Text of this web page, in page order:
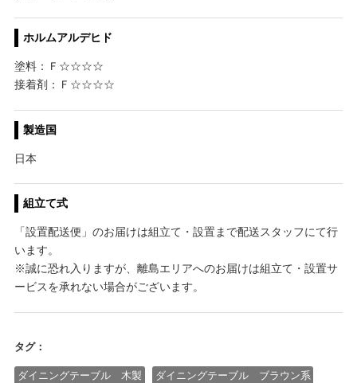
ホルムアルデヒド
塗料：Ｆ☆☆☆☆
接着剤：Ｆ☆☆☆☆
製造国
日本
組立て式
「設置配送便」のお届けは組立て・設置まで配送スタッフにて行
います。
※誠に恐れ入りますが、離島エリアへのお届けは組立て・設置サ
ービスを承れない場合がございます。
タグ：
ダイニングテーブル 木製 ダイニングテーブル ブラウン系